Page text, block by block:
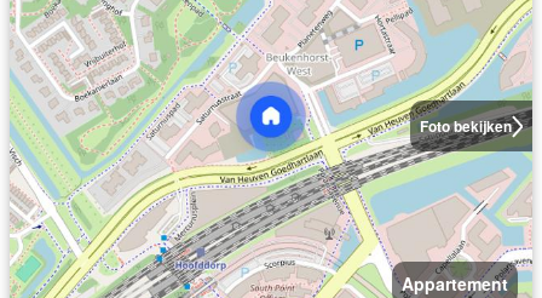
Foto bekijken
Appartement